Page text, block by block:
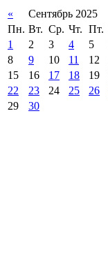
« Сентябрь 2025
Пн. Вт. Ср. Чт. Пт.
1
2 3 4 5
8
9 10 11 12
15
16 17 18 19
22
23 24 25 26
29
30